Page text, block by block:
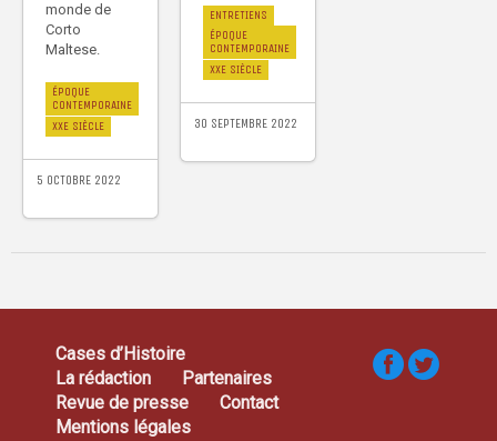
monde de
Corto
Maltese.
ÉPOQUE
CONTEMPORAINE
XXE SIÈCLE
5 OCTOBRE 2022
ENTRETIENS
ÉPOQUE
CONTEMPORAINE
XXE SIÈCLE
30 SEPTEMBRE 2022
Cases d’Histoire
La rédaction
Partenaires
Revue de presse
Contact
Mentions légales